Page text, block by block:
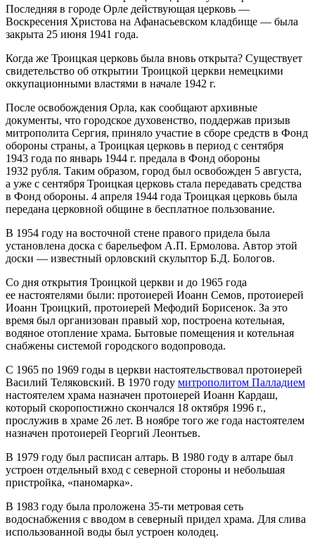
Последняя в городе Орле действующая церковь —
Воскресения Христова на Афанасьевском кладбище — была
закрыта 25 июня 1941 года.
Когда же Троицкая церковь была вновь открыта? Существует
свидетельство об открытии Троицкой церкви немецкими
оккупационными властями в начале 1942 г.
После освобождения Орла, как сообщают архивные
документы, что городское духовенство, поддержав призыв
митрополита Сергия, приняло участие в сборе средств в Фонд
обороны страны, а Троицкая церковь в период с сентября
1943 года по январь 1944 г. предала в Фонд обороны
1932 рубля. Таким образом, город был освобожден 5 августа,
а уже с сентября Троицкая церковь стала передавать средства
в Фонд обороны. 4 апреля 1944 года Троицкая церковь была
передана церковной общине в бесплатное пользование.
В 1954 году на восточной стене правого придела была
установлена доска с барельефом А.П. Ермолова. Автор этой
доски — известный орловский скульптор Б.Д. Бологов.
Со дня открытия Троицкой церкви и до 1965 года
ее настоятелями были: протоиерей Иоанн Семов, протоиерей
Иоанн Троицкий, протоиерей Мефодий Борисенок. За это
время был организован правый хор, построена котельная,
водяное отопление храма. Бытовые помещения и котельная
снабжены системой городского водопровода.
С 1965 по 1969 годы в церкви настоятельствовал протоиерей
Василий Теляковский. В 1970 году митрополитом Палладием
настоятелем храма назначен протоиерей Иоанн Кардаш,
который скоропостижно скончался 18 октября 1996 г.,
прослужив в храме 26 лет. В ноябре того же года настоятелем
назначен протоиерей Георгий Леонтьев.
В 1979 году был расписан алтарь. В 1980 году в алтаре был
устроен отдельный вход с северной стороны и небольшая
пристройка, «паномарка».
В 1983 году была проложена 35-ти метровая сеть
водоснабжения с вводом в северный придел храма. Для слива
использованной воды был устроен колодец.